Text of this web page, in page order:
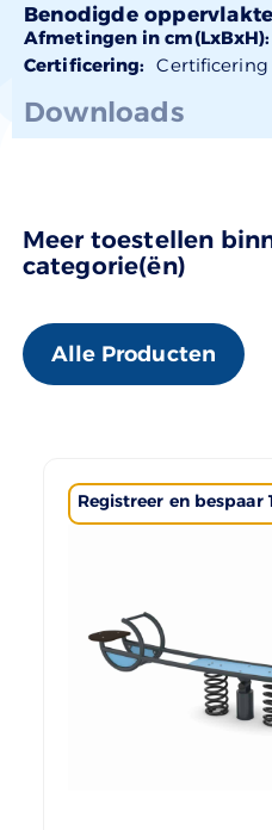
Benodigde
Afmetingen in cm(LxBxH):
Certificering: Certificering
Downloads
Meer toestellen
categorie(ën)
Alle Producten
Registreer en bespaar